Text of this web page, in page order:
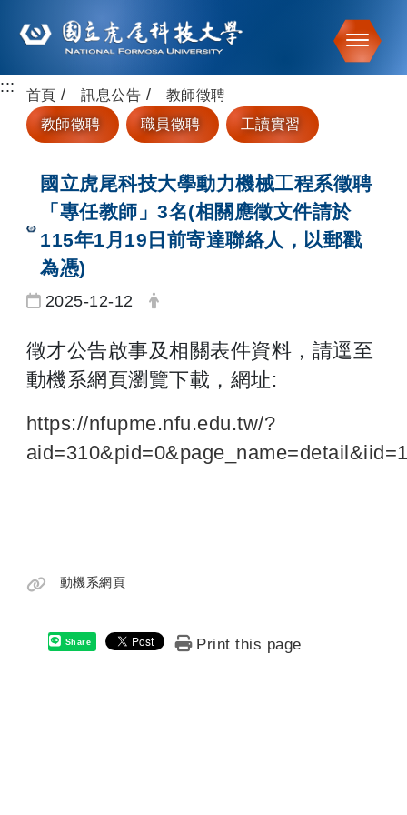
跳到主要內容
::: 首頁 訊息公告
教師徵聘
教師徵聘
職員徵聘 工讀實習
國立虎尾科技大學動力機械工程系徵聘
「專任教師」3名(相關應徵文件請於
115年1月19日前寄達聯絡人，以郵戳
為憑)
日期：
2025-12-12 發布者：
徵才公告啟事及相關表件資料，請逕至
動機系網頁瀏覽下載，網址:
https://nfupme.nfu.edu.tw/?
動機系網頁
Share Print this page